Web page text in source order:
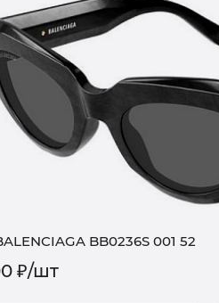
BB0236S 001 52
₽/шт